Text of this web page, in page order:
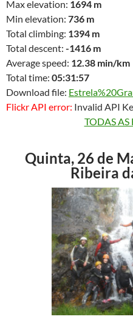
Max elevation: 1694 m
Min elevation: 736 m
Total climbing: 1394 m
Total descent: -1416 m
Average speed: 12.38 min/km
Total time: 05:31:57
Download file:
Flickr API error: Invalid API
TODAS AS
Quinta, 26 de
Ribeira